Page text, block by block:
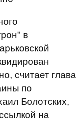
в
считает глава
по
Болотских,
на